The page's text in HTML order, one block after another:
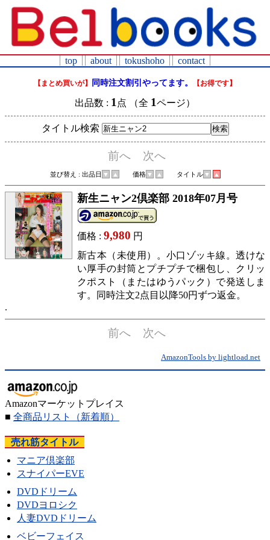
top about tokushoho contact
【まとめ買いが】 同時注文割引やってます。 【お得です】
出品数 : 1 点 （全 1ページ）
タイトル検索
前へ 次へ
並び替え : 出品日 ▼ ▲ 価格 ▼ ▲ タイトル ▼ ▲
新生ニャン2倶楽部 2018年07月号
価格 : 9,980 円
新古本（未使用）。小口ゾッキ線。透けな
い厚手の封筒とプチプチで梱包し、クリッ
クポスト（またはゆうパック）で発送しま
す。同時注文2点目以降50円ずつ返金。
前へ 次へ
AmazonTools by lightload.net
Amazonマーケットプレイス
■ 全商品リスト （新着順）
売れ筋タイトル
マニア倶楽部
スナイパーEVE
DVDドリーム
DVDヨロシク
人妻DVDドリーム
ベビーフェイス